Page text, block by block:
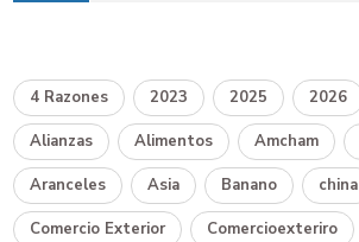
4 Razones 2023 2025 2026
Alianzas Alimentos Amcham
Aranceles Asia Banano china
Comercio Exterior Comercioexteriro